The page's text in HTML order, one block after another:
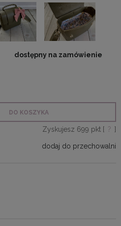
dostępny na zamówienie
DO KOSZYKA
Zyskujesz 699 pkt [ ? ]
dodaj do przechowalni